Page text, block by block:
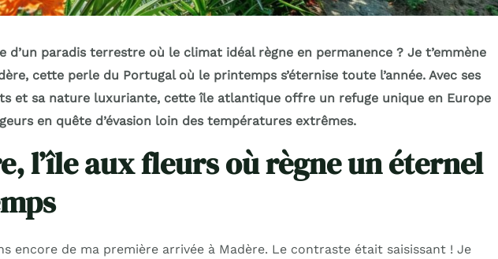
d’un paradis terrestre où le climat idéal règne en permanence ? Je t’emmène
cette perle du Portugal où le printemps s’éternise toute l’année. Avec ses
et sa nature luxuriante, cette île atlantique offre un refuge unique en Europe
en quête d’évasion loin des températures extrêmes.
l’île aux fleurs où règne un éternel
encore de ma première arrivée à Madère. Le contraste était saisissant ! Je